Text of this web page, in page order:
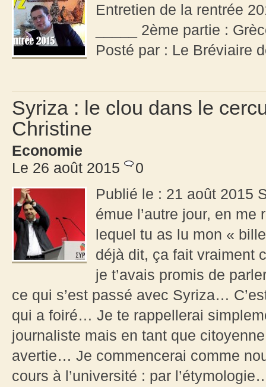
Entretien de la rentrée
_____ 2ème partie :
Posté par : Le Bréviaire
Syriza : le clou dans le
Christine
Economie
Le 26 août 2015
0
Publié le : 21 août 2015
émue l’autre jour, en me
lequel tu as lu mon «
déjà dit, ça fait
je t’avais promis de
ce qui s’est passé avec Syriza…
qui a foiré… Je te rappellerai
journaliste mais en tant que
avertie… Je commencerai comme
cours à l’université : par